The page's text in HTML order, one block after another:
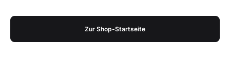
Zur Shop-Startseite